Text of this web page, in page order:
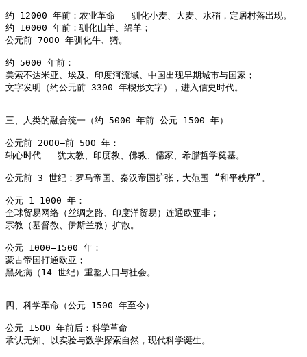
约 12000 年前：农业革命—— 驯化小麦、大麦、水稻，定居村落出现。
约 10000 年前：驯化山羊、绵羊；
公元前 7000 年驯化牛、猪。
约 5000 年前：
美索不达米亚、埃及、印度河流域、中国出现早期城市与国家；
文字发明（约公元前 3300 年楔形文字），进入信史时代。
三、人类的融合统一（约 5000 年前–公元 1500 年）
公元前 2000–前 500 年：
轴心时代—— 犹太教、印度教、佛教、儒家、希腊哲学奠基。
公元前 3 世纪：罗马帝国、秦汉帝国扩张，大范围 “和平秩序”。
公元 1–1000 年：
全球贸易网络（丝绸之路、印度洋贸易）连通欧亚非；
宗教（基督教、伊斯兰教）扩散。
公元 1000–1500 年：
蒙古帝国打通欧亚；
黑死病（14 世纪）重塑人口与社会。
四、科学革命（公元 1500 年至今）
公元 1500 年前后：科学革命
承认无知、以实验与数学探索自然，现代科学诞生。